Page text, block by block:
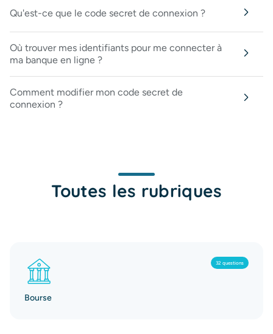
Qu'est-ce que le code secret de connexion ?
Où trouver mes identifiants pour me connecter à
ma banque en ligne ?
Comment modifier mon code secret de
connexion ?
Toutes les rubriques
32 questions
Bourse